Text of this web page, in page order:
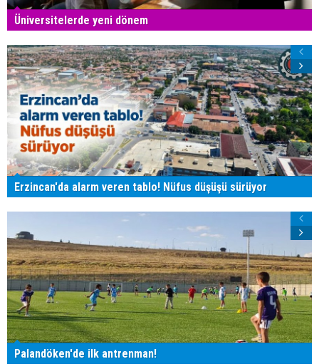
Üniversitelerde yeni dönem
Erzincan'da alarm veren tablo! Nüfus düşüşü sürüyor
Palandöken'de ilk antrenman!